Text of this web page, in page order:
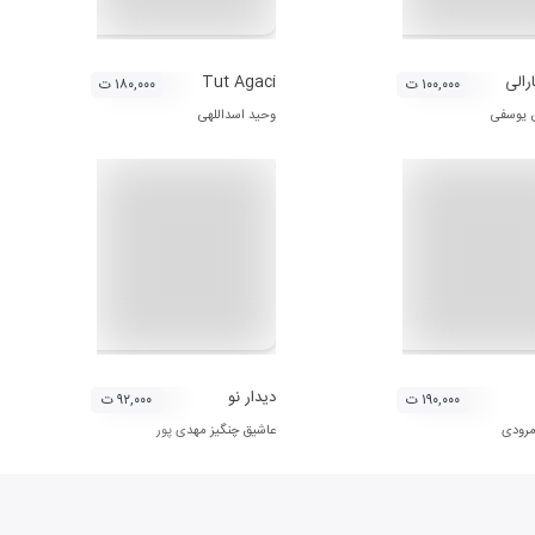
یوسفی
۱۰۰,۰۰۰ ت Tut Agaci
وحید اسداللهی
۱۸۰,۰۰۰ ت
۱۹۰,۰۰۰ ت دیدار نو
عاشیق چنگیز مهدی پور
۹۲,۰۰۰ ت